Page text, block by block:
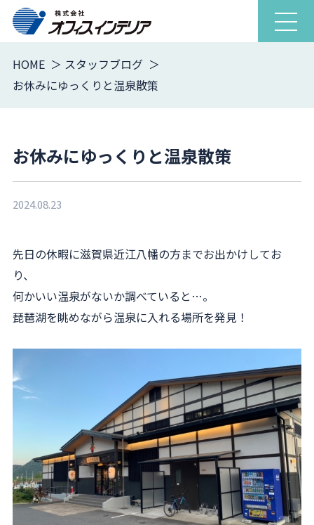
ナ
ビ
ョ
閉
HOME
スタッフブログ
お休みにゆっくりと温泉散策
お休みにゆっくりと温泉散策
2024.08.23
先日の休暇に滋賀県近江八幡の方までお出かけしてお
り、
何かいい温泉がないか調べていると…。
琵琶湖を眺めながら温泉に入れる場所を発見！